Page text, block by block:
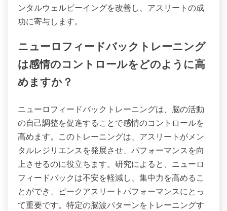
ンタルウェルビーイングを改善し、アスリートの成
功に寄与します。
ニューロフィードバックトレーニング
は感情のコントロールをどのように高
めますか？
ニューロフィードバックトレーニングは、脳の活動
の自己調整を促進することで感情のコントロールを
高めます。このトレーニングは、アスリートがメン
タルレジリエンスを発展させ、パフォーマンスを向
上させるのに役立ちます。研究によると、ニューロ
フィードバックは不安を軽減し、集中力を高めるこ
とができ、ピークアスリートパフォーマンスにとっ
て重要です。特定の脳波パターンをトレーニングす